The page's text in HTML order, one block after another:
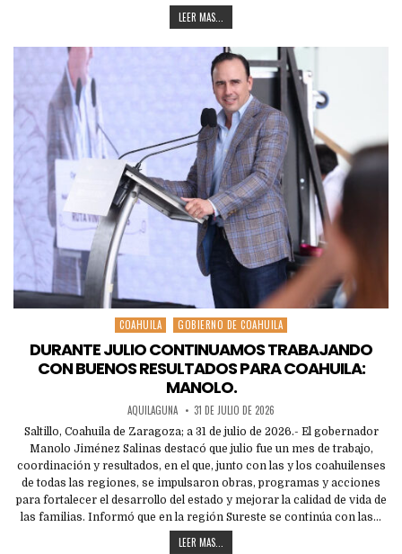
LEER MAS...
Posted
COAHUILA GOBIERNO DE COAHUILA
DURANTE JULIO CONTINUAMOS TRABAJANDO
CON BUENOS RESULTADOS PARA COAHUILA:
MANOLO.
AQUILAGUNA 31 DE JULIO DE 2026
Saltillo, Coahuila de Zaragoza; a 31 de julio de 2026.- El gobernador
Manolo Jiménez Salinas destacó que julio fue un mes de trabajo,
coordinación y resultados, en el que, junto con las y los coahuilenses
de todas las regiones, se impulsaron obras, programas y acciones
para fortalecer el desarrollo del estado y mejorar la calidad de vida de
las familias. Informó que en la región Sureste se continúa con las…
LEER MAS...